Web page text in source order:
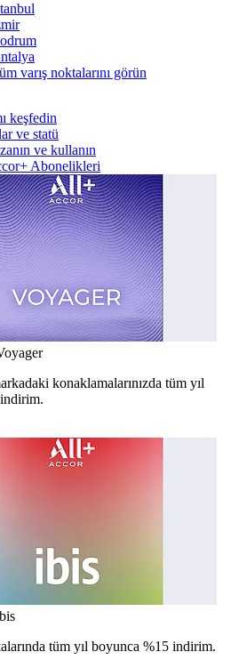
varış noktalarını görün
keşfedin
ve statü
ve kullanın
Abonelikleri
konaklamalarınızda tüm yıl
tüm yıl boyunca %15 indirim.